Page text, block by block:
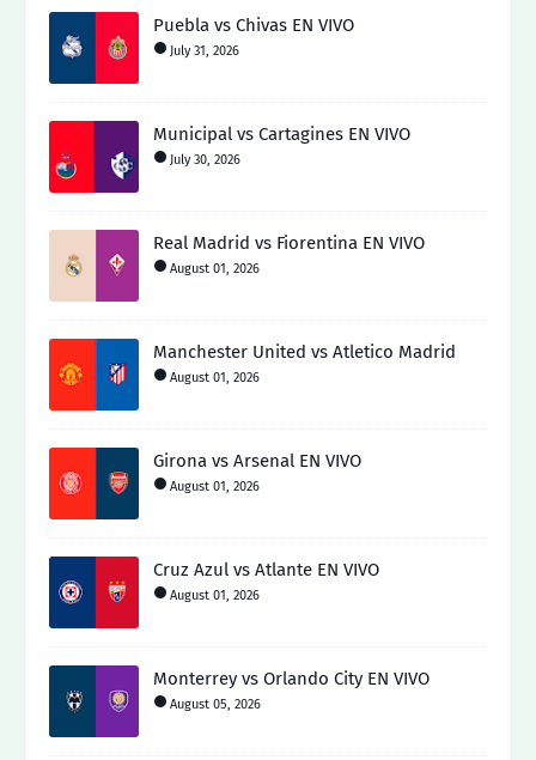
Puebla vs Chivas EN VIVO
July 31, 2026
Municipal vs Cartagines EN VIVO
July 30, 2026
Real Madrid vs Fiorentina EN VIVO
August 01, 2026
Manchester United vs Atletico Madrid
August 01, 2026
Girona vs Arsenal EN VIVO
August 01, 2026
Cruz Azul vs Atlante EN VIVO
August 01, 2026
Monterrey vs Orlando City EN VIVO
August 05, 2026